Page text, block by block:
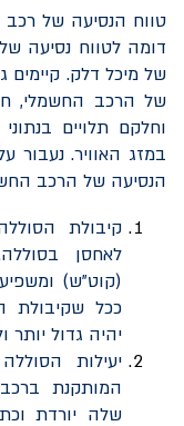
טווח הנסיעה של
דומה לטווח נסיעה
של מיכל דלק. קיימים
של הרכב החשמלי,
וחלקם תלויים
במזג האוויר. נעבור
הנסיעה של הרכב
קיבולת
לאחסן
(קוט"ש)
ככל שקיבולת
יהיה גדול יותר
יעילות
המותקנת
שלה יורדת